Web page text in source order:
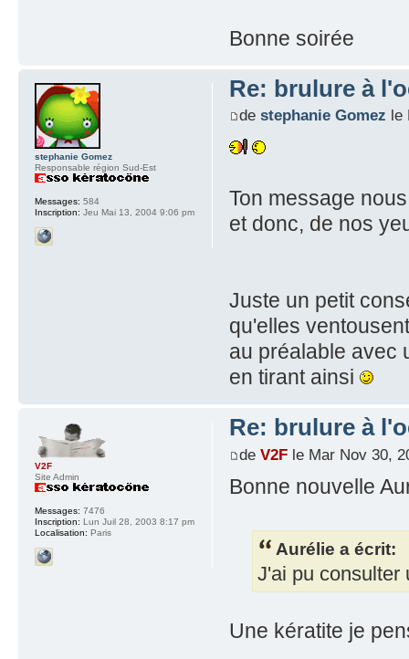
Bonne soirée
Re: brulure à
de stephanie Gomez le
Ton message
et donc, de nos
Juste un petit
qu'elles
au préalable avec
en tirant ainsi
stephanie Gomez
Responsable région Sud-Est
Messages: 584
Inscription: Jeu Mai 13, 2004 9:06 pm
Re: brulure à
de V2Fle Mar Nov 30,
Bonne nouvelle
Aurélie a écrit:
J'ai pu consulter
Une kératite je
V2F
Site Admin
Messages: 7476
Inscription: Lun Juil 28, 2003 8:17 pm
Localisation: Paris